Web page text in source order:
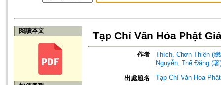
閱讀本文 Tạp Chí Văn Hóa Phật
作者
Thích, Chơn Thiện (總
Nguyễn, Thế Đăng (著)
出處題名
Tạp Chí Văn Hóa